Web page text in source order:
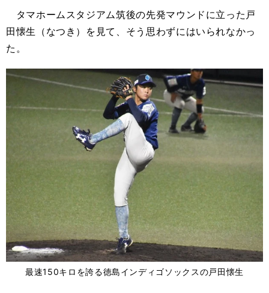
タマホームスタジアム筑後の先発マウンドに立った戸
田懐生（なつき）を見て、そう思わずにはいられなかっ
た。
最速150キロを誇る徳島インディゴソックスの戸田懐生